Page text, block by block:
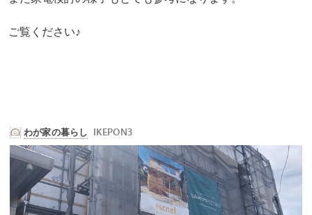
ご覧ください♪